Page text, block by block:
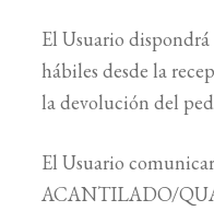
El Usuario
hábiles desde la
la devolución del
El Usuario
ACANTILADO/